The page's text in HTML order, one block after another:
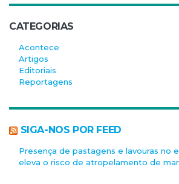
CATEGORIAS
Acontece
Artigos
Editoriais
Reportagens
SIGA-NOS POR FEED
Presença de pastagens e lavouras no
eleva o risco de atropelamento de